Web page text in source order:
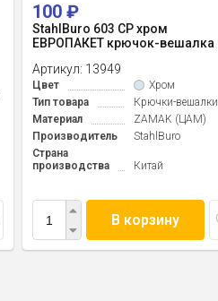
100 ₽
StahlBuro 603 CP хром
ЕВРОПАКЕТ крючок-вешалка
Артикул: 13949
Цвет
Хром
Тип товара
Крючки-вешалки
Материал
ZAMAK (ЦАМ)
Производитель
StahlBuro
Страна
производства
Китай
В корзину